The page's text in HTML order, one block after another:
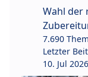
Wahl der
7.690
Letzter
10. Jul